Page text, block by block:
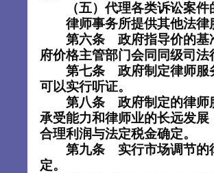
（五）代理各类诉讼案件
律师事务所提供其他法律
第六条 政府指导价的基
府价格主管部门会同同级司法
第七条 政府制定律师服
可以实行听证。
第八条 政府制定的律师
承受能力和律师业的长远发
合理利润与法定税金确定。
第九条 实行市场调节的
定。